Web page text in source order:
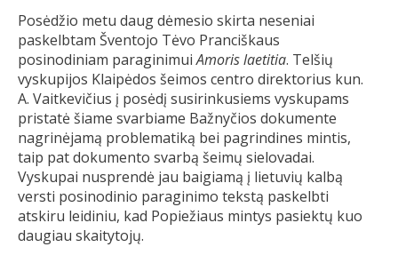
Posėdžio metu daug dėmesio skirta neseniai
paskelbtam Šventojo Tėvo Pranciškaus
posinodiniam paraginimuiAmoris laetitia. Telšių
vyskupijos Klaipėdos šeimos centro direktorius kun.
A. Vaitkevičius į posėdį susirinkusiems vyskupams
pristatė šiame svarbiame Bažnyčios dokumente
nagrinėjamą problematiką bei pagrindines mintis,
taip pat dokumento svarbą šeimų sielovadai.
Vyskupai nusprendė jau baigiamą į lietuvių kalbą
versti posinodinio paraginimo tekstą paskelbti
atskiru leidiniu, kad Popiežiaus mintys pasiektų kuo
daugiau skaitytojų.